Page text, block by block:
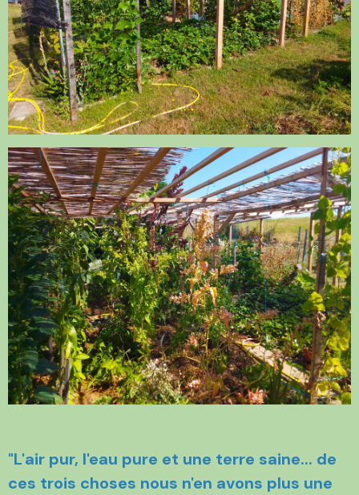
"L'air pur, l'eau pure et une terre saine... de
ces trois choses nous n'en avons plus une